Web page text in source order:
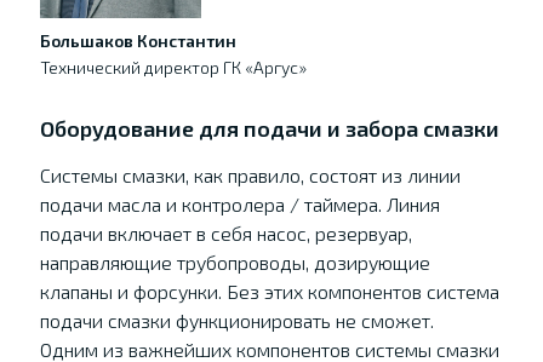
Большаков Константин
Технический директор ГК «Аргус»
Оборудование для подачи и забора смазки
Системы смазки, как правило, состоят из линии
подачи масла и контролера / таймера. Линия
подачи включает в себя насос, резервуар,
направляющие трубопроводы, дозирующие
клапаны и форсунки. Без этих компонентов система
подачи смазки функционировать не сможет.
Одним из важнейших компонентов системы смазки